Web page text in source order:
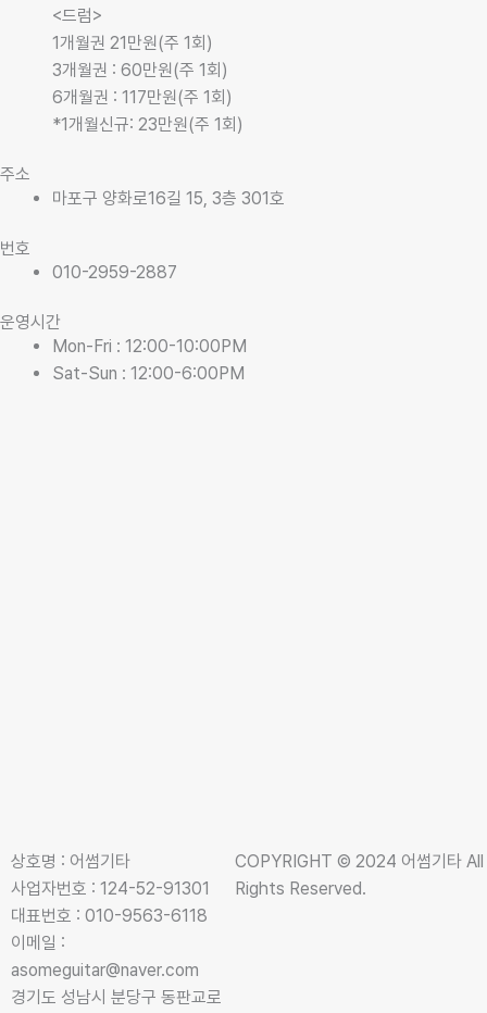
<드럼>
1개월권 21만원(주 1회)
3개월권 : 60만원(주 1회)
6개월권 : 117만원(주 1회)
*1개월신규: 23만원(주 1회)
주소
마포구 양화로16길 15, 3층 301호
번호
010-2959-2887
운영시간
Mon-Fri : 12:00-10:00PM
Sat-Sun : 12:00-6:00PM
상호명 : 어썸기타
사업자번호 : 124-52-91301
대표번호 : 010-9563-6118
이메일 :
asomeguitar@naver.com
경기도 성남시 분당구 동판교로
COPYRIGHT © 2024 어썸기타 All
Rights Reserved.